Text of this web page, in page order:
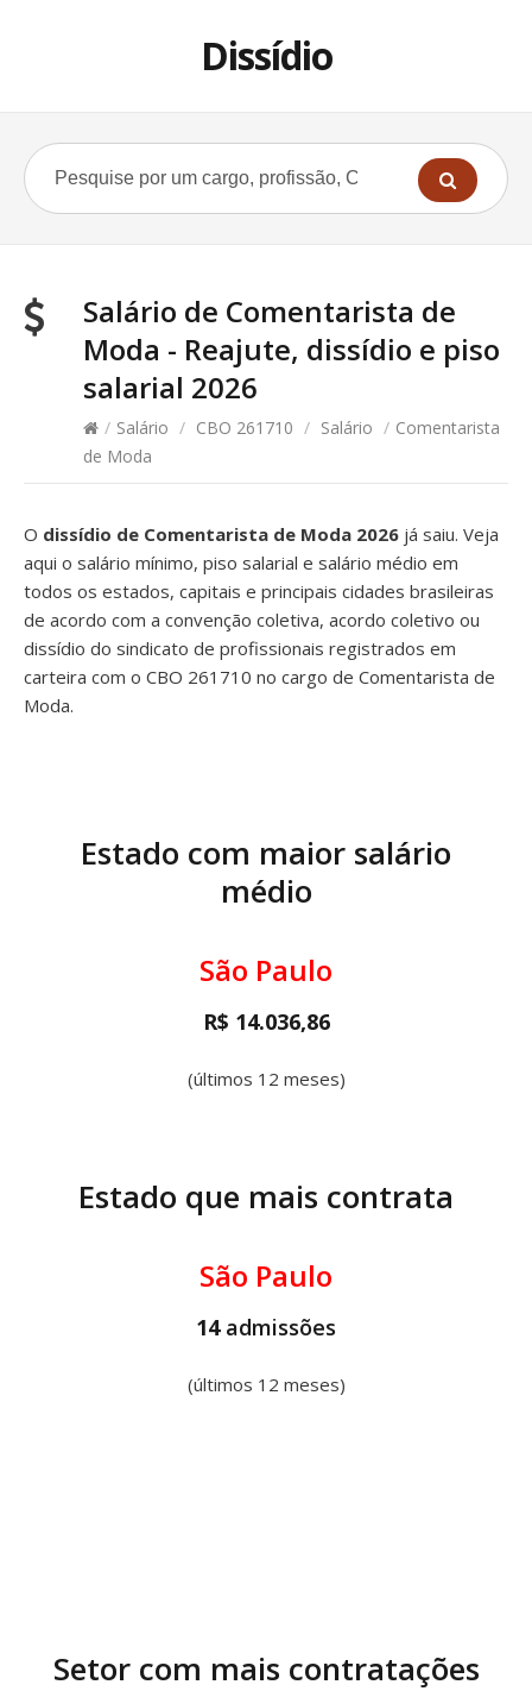
Dissídio
Salário de Comentarista de
Moda - Reajute, dissídio e piso
salarial 2026
/ Salário / CBO 261710 / Salário / Comentarista
de Moda
O dissídio de Comentarista de Moda 2026 já saiu. Veja
aqui o salário mínimo, piso salarial e salário médio em
todos os estados, capitais e principais cidades brasileiras
de acordo com a convenção coletiva, acordo coletivo ou
dissídio do sindicato de profissionais registrados em
carteira com o CBO 261710 no cargo de Comentarista de
Moda.
Estado com maior salário
médio
São Paulo
R$ 14.036,86
(últimos 12 meses)
Estado que mais contrata
São Paulo
14 admissões
(últimos 12 meses)
Setor com mais contratações